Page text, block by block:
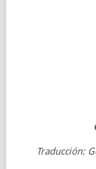
Traducción: